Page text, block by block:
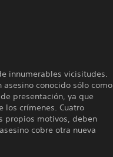
innumerables vicisitudes.
conocido sólo como
presentación, ya que
los crímenes. Cuatro
propios motivos, deben
cobre otra nueva